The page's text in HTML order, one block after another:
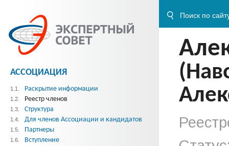
АССОЦИАЦИЯ
1.1. Раскрытие информации
1.2. Реестр членов
1.3. Структура
1.4. Для членов Ассоциации и кандидатов
1.5. Партнеры
1.6. Вступление